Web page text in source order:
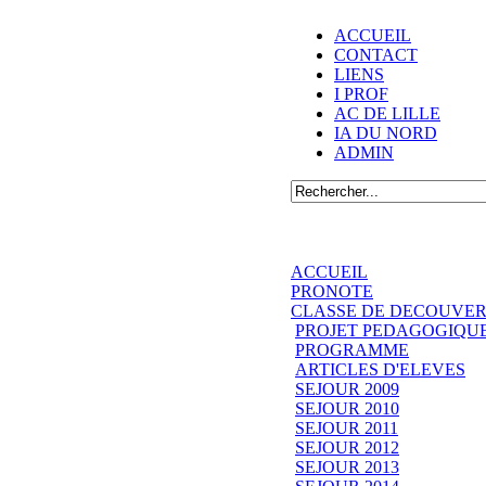
ACCUEIL
CONTACT
LIENS
I PROF
AC DE LILLE
IA DU NORD
ADMIN
ACCUEIL
PRONOTE
CLASSE DE
PROJET
PROGRAMME
ARTICLES D'ELEVES
SEJOUR 2009
SEJOUR 2010
SEJOUR 2011
SEJOUR 2012
SEJOUR 2013